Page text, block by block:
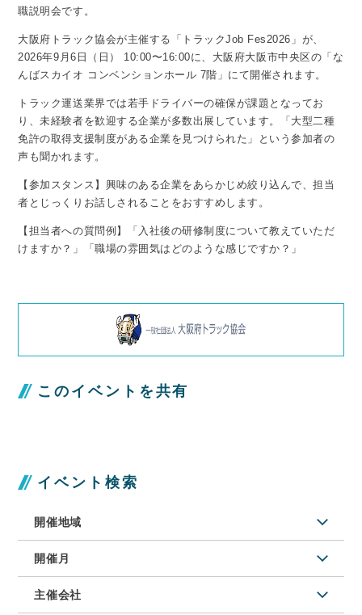
職説明会です。
大阪府トラック協会が主催する「トラックJob Fes2026」が、
2026年9月6日（日） 10:00〜16:00に、大阪府大阪市中央区の「な
んばスカイオ コンベンションホール 7階」にて開催されます。
トラック運送業界では若手ドライバーの確保が課題となってお
り、未経験者を歓迎する企業が多数出展しています。「大型二種
免許の取得支援制度がある企業を見つけられた」という参加者の
声も聞かれます。
【参加スタンス】興味のある企業をあらかじめ絞り込んで、担当
者とじっくりお話しされることをおすすめします。
【担当者への質問例】「入社後の研修制度について教えていただ
けますか？」「職場の雰囲気はどのような感じですか？」
このイベントを共有
イベント検索
開催地域
開催月
主催会社